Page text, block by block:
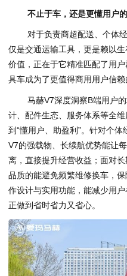
不止于车，还是更懂用户
对于负责商超配送、个体
仅是交通运输工具，更是赖以
价值，正在于它精准匹配了用
具车成为了更值得商用用户信
马赫V7深度洞察B端用户
计、配件生态、服务体系等全
到“懂用户、助盈利”。针对个
V7的强载物、长续航优势能让
离，直接提升经营收益；面对
品质的能避免频繁维修换车，
作设计与实用功能，能减少用
正做到省时省力又省心。